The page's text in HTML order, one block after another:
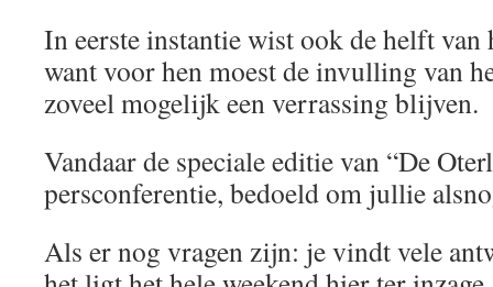
In eerste instantie wist ook de helft van
want voor hen moest de invulling van
zoveel mogelijk een verrassing blijven.
Vandaar de speciale editie van “De
persconferentie, bedoeld om jullie
Als er nog vragen zijn: je vindt vele